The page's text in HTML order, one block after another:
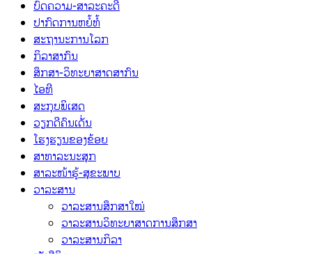
ບົດຄວາມ-ສາລະຄະດີ
ປາກົດການຫຍໍ້ທໍ້
ສະຖານະການໂລກ
ກິລາສາກົນ
ສຶກສາ-ວິທະຍາສາດສາກົນ
ໄອທີ
ສະກຸບພິເສດ
ວຽກດີຄົນເດັ່ນ
ໂຮງຮຽນຂອງຂ້ອຍ
ສາທາລະນະສຸກ
ສາລະໜ້າຮູ້-ສຸຂະພາບ
ວາລະສານ
ວາລະສານສຶກສາໃໝ່
ວາລະສານວິທະຍາສາດການສຶກສາ
ວາລະສານກິລາ